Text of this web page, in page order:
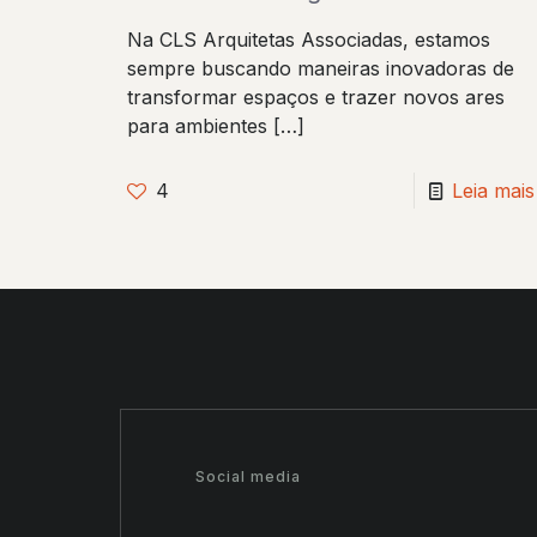
Na CLS Arquitetas Associadas, estamos
sempre buscando maneiras inovadoras de
transformar espaços e trazer novos ares
para ambientes […]
4 Leia mais
Social media